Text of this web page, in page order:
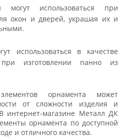
использоваться при
окон и дверей, украшая их и
использоваться в качестве
изготовлении панно из
орнамента может
от сложности изделия и
интернет-магазине Металл ДК
орнамента по доступной
и отличного качества.